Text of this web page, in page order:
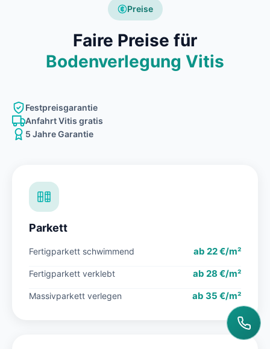
Preise
Faire Preise für
Bodenverlegung Vitis
Festpreisgarantie
Anfahrt Vitis gratis
5 Jahre Garantie
Parkett
Fertigparkett schwimmend ab 22 €/m²
Fertigparkett verklebt ab 28 €/m²
Massivparkett verlegen ab 35 €/m²